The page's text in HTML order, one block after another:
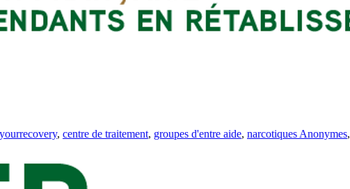
, centre de traitement, groupes d'entre aide, narcotiques Anonymes,